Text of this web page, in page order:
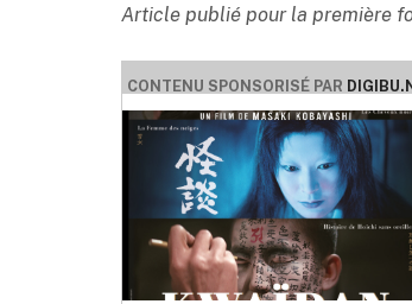
Article publié pour la première
CONTENU SPONSORISÉ PAR